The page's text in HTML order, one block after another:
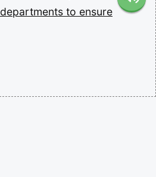
departments to ensure